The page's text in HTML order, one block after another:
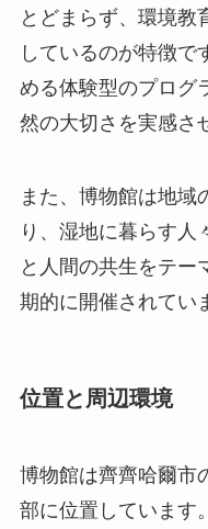
とどまらず、環境教
しているのが特徴で
める体験型のプログ
然の大切さを実感さ
また、博物館は地域
り、湿地に暮らす人
と人間の共生をテー
期的に開催されてい
位置と周辺環境
博物館は齊齊哈爾市
部に位置しています